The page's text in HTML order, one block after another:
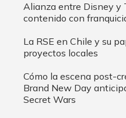
Alianza entre Disney y
contenido con
La RSE en Chile y su
proyectos locales
Cómo la escena post-
Brand New Day
Secret Wars